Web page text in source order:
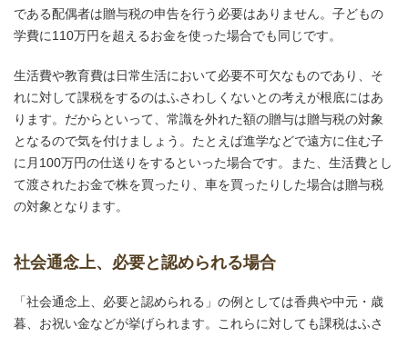
である配偶者は贈与税の申告を行う必要はありません。子どもの
学費に110万円を超えるお金を使った場合でも同じです。
生活費や教育費は日常生活において必要不可欠なものであり、そ
れに対して課税をするのはふさわしくないとの考えが根底にはあ
ります。だからといって、常識を外れた額の贈与は贈与税の対象
となるので気を付けましょう。たとえば進学などで遠方に住む子
に月100万円の仕送りをするといった場合です。また、生活費とし
て渡されたお金で株を買ったり、車を買ったりした場合は贈与税
の対象となります。
社会通念上、必要と認められる場合
「社会通念上、必要と認められる」の例としては香典や中元・歳
暮、お祝い金などが挙げられます。これらに対しても課税はふさ